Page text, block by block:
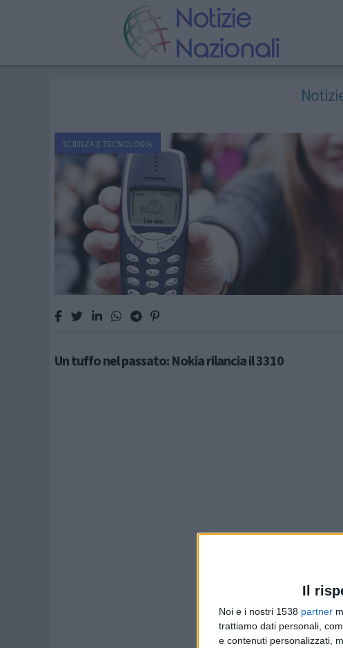
Il
Noi e i nostri 1538 partner
trattiamo dati personali,
e contenuti personalizzati,
SCIENZA E TECNOLOGIA
Un tuffo nel passato: Nokia rilancia il 3310